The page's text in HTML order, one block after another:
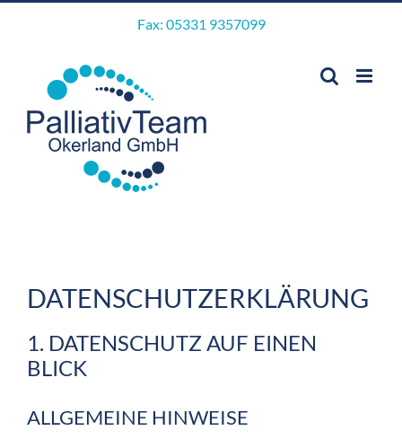
Skip
Fax: 05331 9357099
DATENSCHUTZ­ERKLÄRUNG
1. DATENSCHUTZ AUF EINEN
BLICK
ALLGEMEINE HINWEISE